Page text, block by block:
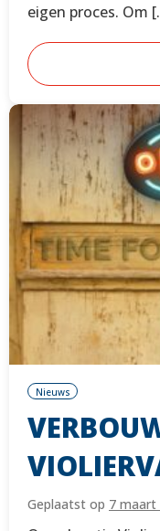
eigen proces. Om
Nieuws
Geplaatst op 7 maart